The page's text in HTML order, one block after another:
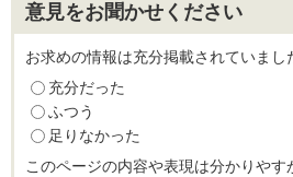
意見をお聞かせください
お求めの情報は充分掲載されていまし
充分だった
ふつう
足りなかった
このページの内容や表現は分かりやす